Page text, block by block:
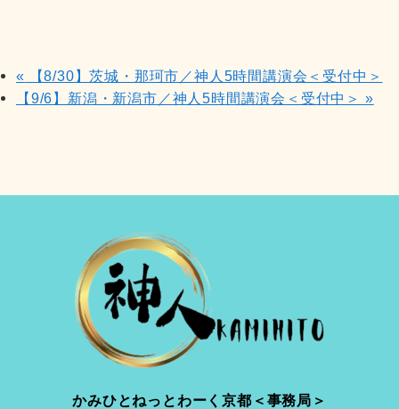
« 【8/30】茨城・那珂市／神人5時間講演会＜受付中＞
【9/6】新潟・新潟市／神人5時間講演会＜受付中＞ »
かみひとねっとわーく京都＜事務局＞